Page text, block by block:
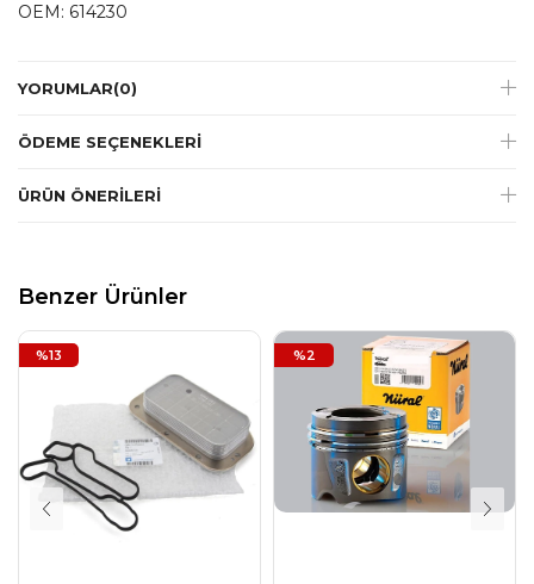
OEM: 614230
YORUMLAR(0)
ÖDEME SEÇENEKLERI
ÜRÜN ÖNERILERI
Benzer Ürünler
%13 %2